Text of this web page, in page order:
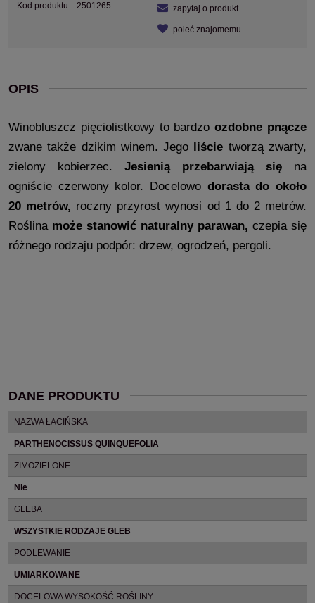
Kod produktu: 2501265 zapytaj o produkt
poleć znajomemu
OPIS
Winobluszcz pięciolistkowy to bardzo ozdobne pnącze
zwane także dzikim winem. Jego
liście tworzą zwarty,
zielony kobierzec. Jesienią przebarwiają się na
ogniście czerwony kolor. Docelowo dorasta do około
20 metrów, roczny przyrost wynosi od 1 do 2 metrów.
Roślina może stanowić naturalny parawan, czepia się
różnego rodzaju podpór: drzew, ogrodzeń, pergoli.
DANE PRODUKTU
NAZWA ŁACIŃSKA
PARTHENOCISSUS QUINQUEFOLIA
ZIMOZIELONE
Nie
GLEBA
WSZYSTKIE RODZAJE GLEB
PODLEWANIE
UMIARKOWANE
DOCELOWA WYSOKOŚĆ ROŚLINY